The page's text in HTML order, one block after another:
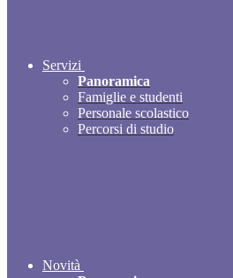
Servizi
Panoramica
Famiglie e studenti
Personale scolastico
Percorsi di studio
Novità